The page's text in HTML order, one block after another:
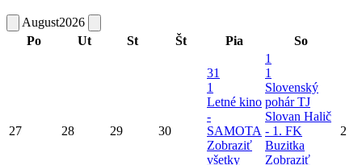
August2026
Po
Ut St Št Pia So
27 28 29 30
31
1
Letné kino
-
SAMOTA
Zobraziť
všetky
1
1
Slovenský
pohár TJ
Slovan Halič
- 1. FK
Buzitka
Zobraziť
2